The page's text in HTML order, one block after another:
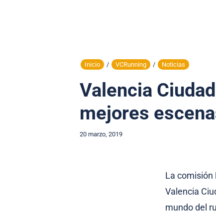
Inicio / VCRunning / Noticias
Valencia
mejores
20 marzo, 2019
La comisión
Valencia
mundo del